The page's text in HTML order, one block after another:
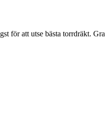
för att utse bästa torrdräkt.